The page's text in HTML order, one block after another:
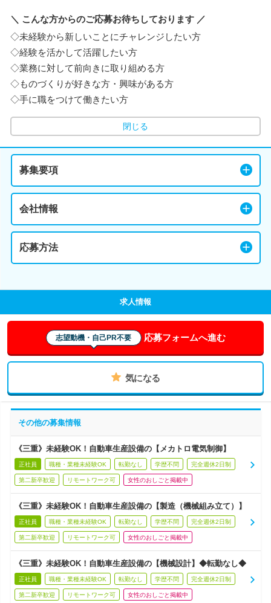
＼ こんな方からのご応募お待ちしております ／
◇未経験から新しいことにチャレンジしたい方
◇経験を活かして活躍したい方
◇業務に対して前向きに取り組める方
◇ものづくりが好きな方・興味がある方
◇手に職をつけて働きたい方
閉じる
募集要項
会社情報
応募方法
求人情報
志望動機・自己PR不要 応募フォームへ進む
気になる
その他の募集情報
《三重》未経験OK！自動車生産設備の【メカトロ電気制御】
正社員 職種・業種未経験OK 転勤なし 学歴不問 完全週休2日制
第二新卒歓迎 リモートワーク可 女性のおしごと掲載中
《三重》未経験OK！自動車生産設備の【製造（機械組み立て）】
正社員 職種・業種未経験OK 転勤なし 学歴不問 完全週休2日制
第二新卒歓迎 リモートワーク可 女性のおしごと掲載中
《三重》未経験OK！自動車生産設備の【機械設計】◆転勤なし◆
正社員 職種・業種未経験OK 転勤なし 学歴不問 完全週休2日制
第二新卒歓迎 リモートワーク可 女性のおしごと掲載中